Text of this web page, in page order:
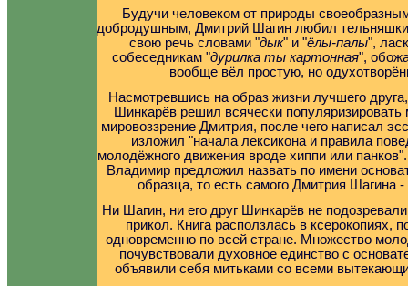
Будучи человеком от природы
добродушным, Дмитрий Шагин любил
свою речь словами "дык" и "ёлы-палы",
собеседникам "дурилка ты картонная",
вообще вёл простую, но
Насмотревшись на образ жизни лучшего
Шинкарёв решил всячески популяризировать
мировоззрение Дмитрия, после чего написал
изложил "начала лексикона и правила
молодёжного движения вроде хиппи или
Владимир предложил назвать по имени
образца, то есть самого Дмитрия Шагина
Ни Шагин, ни его друг Шинкарёв не
прикол. Книга расползлась в ксерокопиях,
одновременно по всей стране. Множество
почувствовали духовное единство с
объявили себя митьками со всеми